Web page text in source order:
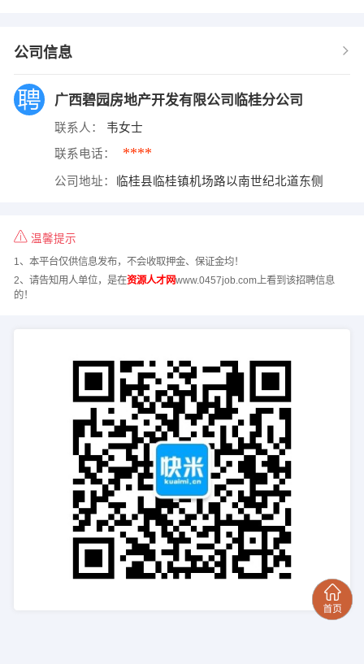
公司信息
广西碧园房地产开发有限公司临桂分公司
联系人： 韦女士
联系电话： ****
公司地址： 临桂县临桂镇机场路以南世纪北道东侧
温馨提示
1、本平台仅供信息发布，不会收取押金、保证金均！
2、请告知用人单位，是在资源人才网www.0457job.com上看到该招聘信息
的！